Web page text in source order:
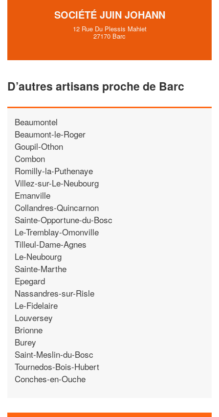
SOCIÉTÉ JUIN JOHANN
12 Rue Du Plessis Mahiet
27170 Barc
D’autres artisans proche de Barc
Beaumontel
Beaumont-le-Roger
Goupil-Othon
Combon
Romilly-la-Puthenaye
Villez-sur-Le-Neubourg
Emanville
Collandres-Quincarnon
Sainte-Opportune-du-Bosc
Le-Tremblay-Omonville
Tilleul-Dame-Agnes
Le-Neubourg
Sainte-Marthe
Epegard
Nassandres-sur-Risle
Le-Fidelaire
Louversey
Brionne
Burey
Saint-Meslin-du-Bosc
Tournedos-Bois-Hubert
Conches-en-Ouche